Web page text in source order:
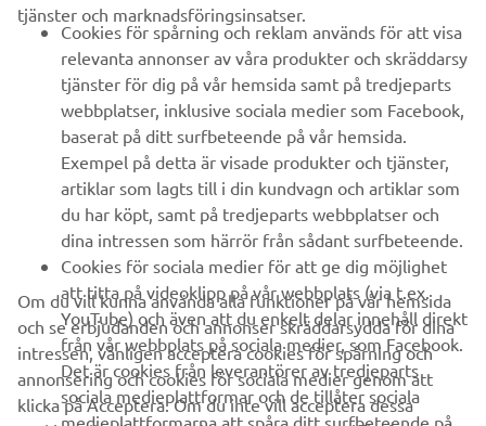
B2B
UTFORSKA YAMAHA
FAQ & SUPPORT
NYHETSBREV
Bli först att ta del av de senaste erbjudandena, evenemangen,
nyheterna och mycket mer
PRENUMERERA
tjänster och marknadsföringsinsatser.
Cookies för spårning och reklam används för att visa
relevanta annonser av våra produkter och skräddarsy
tjänster för dig på vår hemsida samt på tredjeparts
webbplatser, inklusive sociala medier som Facebook,
baserat på ditt surfbeteende på vår hemsida.
Exempel på detta är visade produkter och tjänster,
artiklar som lagts till i din kundvagn och artiklar som
du har köpt, samt på tredjeparts webbplatser och
dina intressen som härrör från sådant surfbeteende.
Cookies för sociala medier för att ge dig möjlighet
att titta på videoklipp på vår webbplats (via t.ex.
YouTube) och även att du enkelt delar innehåll direkt
från vår webbplats på sociala medier, som Facebook.
Det är cookies från leverantörer av tredjeparts
sociala medieplattformar och de tillåter sociala
medieplattformarna att spåra ditt surfbeteende på
Om du vill kunna använda alla funktioner på vår hemsida
och se erbjudanden och annonser skräddarsydda för dina
intressen, vänligen acceptera cookies för spårning och
annonsering och cookies för sociala medier genom att
klicka på Acceptera. Om du inte vill acceptera dessa